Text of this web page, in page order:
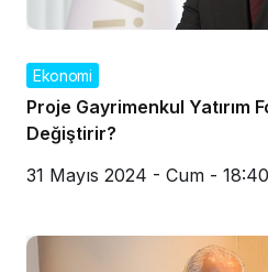
Ekonomi
Proje Gayrimenkul Yatırım
Değiştirir?
31 Mayıs 2024 - Cum - 18:40